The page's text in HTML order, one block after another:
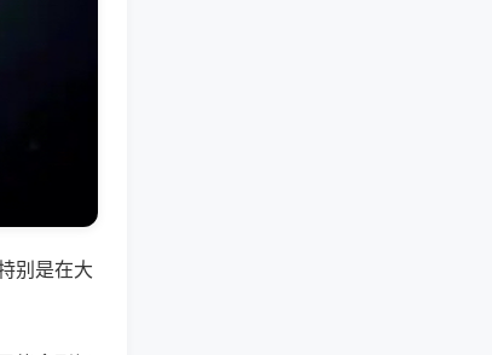
别是在大